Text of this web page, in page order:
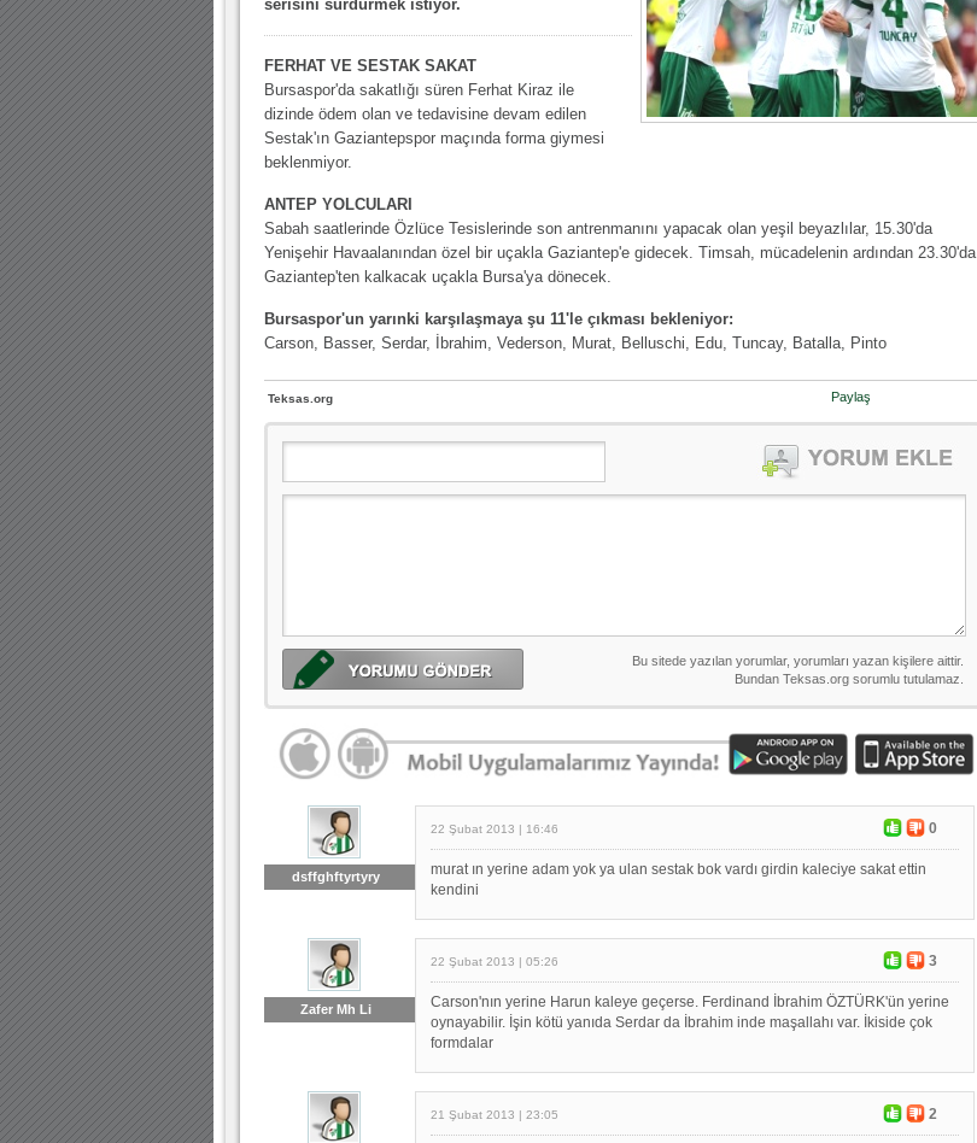
Hoş geldin Göktuğ Bebek!
30.12.2022 18:00 | Hoş geldin Kadir Kağan Bebek!
11.11.2025 14:13 |Hoş geldin Ertuğrul Bebek!
12.10.2025 17:30 |MUTLULUKLAR SİNAN SILACI
Hoş geldin Aslan bebek!
03.01.2024 19:09 |Hoş geldin Güneş bebek!
serisini sürdürmek istiyor.
FERHAT VE SESTAK SAKAT
Bursaspor'da sakatlığı süren Ferhat Kiraz ile
dizinde ödem olan ve tedavisine devam edilen
Sestak'ın Gaziantepspor maçında forma giymesi
beklenmiyor.
ANTEP YOLCULARI
Sabah saatlerinde Özlüce Tesislerinde son antrenmanını yapacak olan yeşil beyazlılar, 15.30'da
Yenişehir Havaalanından özel bir uçakla Gaziantep'e gidecek. Timsah, mücadelenin ardından 23.30'da
Gaziantep'ten kalkacak uçakla Bursa'ya dönecek.
Bursaspor'un yarınki karşılaşmaya şu 11'le çıkması bekleniyor:
Carson, Basser, Serdar, İbrahim, Vederson, Murat, Belluschi, Edu, Tuncay, Batalla, Pinto
Teksas.org Paylaş
dsffghftyrtyry
22 Şubat 2013 | 16:46 0
murat ın yerine adam yok ya ulan sestak bok vardı girdin kaleciye sakat ettin
kendini
Zafer Mh Li
22 Şubat 2013 | 05:26 3
Carson'nın yerine Harun kaleye geçerse. Ferdinand İbrahim ÖZTÜRK'ün yerine
oynayabilir. İşin kötü yanıda Serdar da İbrahim inde maşallahı var. İkiside çok
formdalar
21 Şubat 2013 | 23:05 2
- -
Bursaspor - Altınordu
1. Lig 32. Hafta